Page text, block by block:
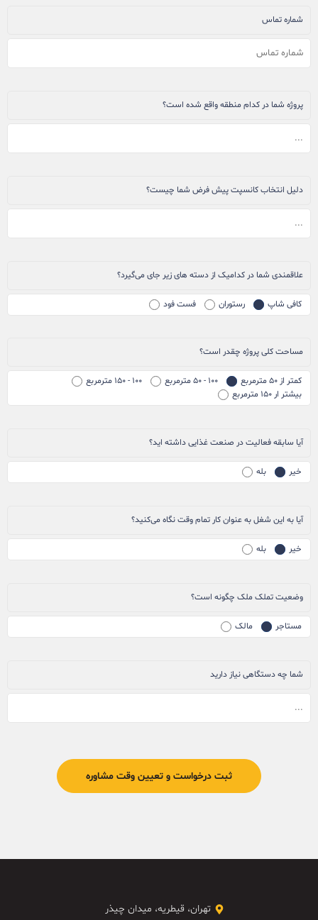
شماره تماس
پروژه شما در کدام منطقه واقع شده است؟
دلیل انتخاب کانسپت پیش فرض شما چیست؟
علاقمندی شما در کدامیک از دسته های زیر جای می‌گیرد؟
کافی شاپ رستوران فست فود
مساحت کلی پروژه چقدر است؟
کمتر از ۵۰ مترمربع ۱۰۰ - ۵۰ مترمربع
۱۰۰ - ۱۵۰ مترمربع
بیشتر ار ۱۵۰ مترمربع
آیا سابقه فعالیت در صنعت غذایی داشته اید؟
خیر بله
آیا به این شغل به عنوان کار تمام وقت نگاه می‌کنید؟
خیر بله
وضعیت تملک ملک چگونه است؟
مستاجر مالک
شما چه دستگاهی نیاز دارید
تهران، قیطریه، میدان چیذر